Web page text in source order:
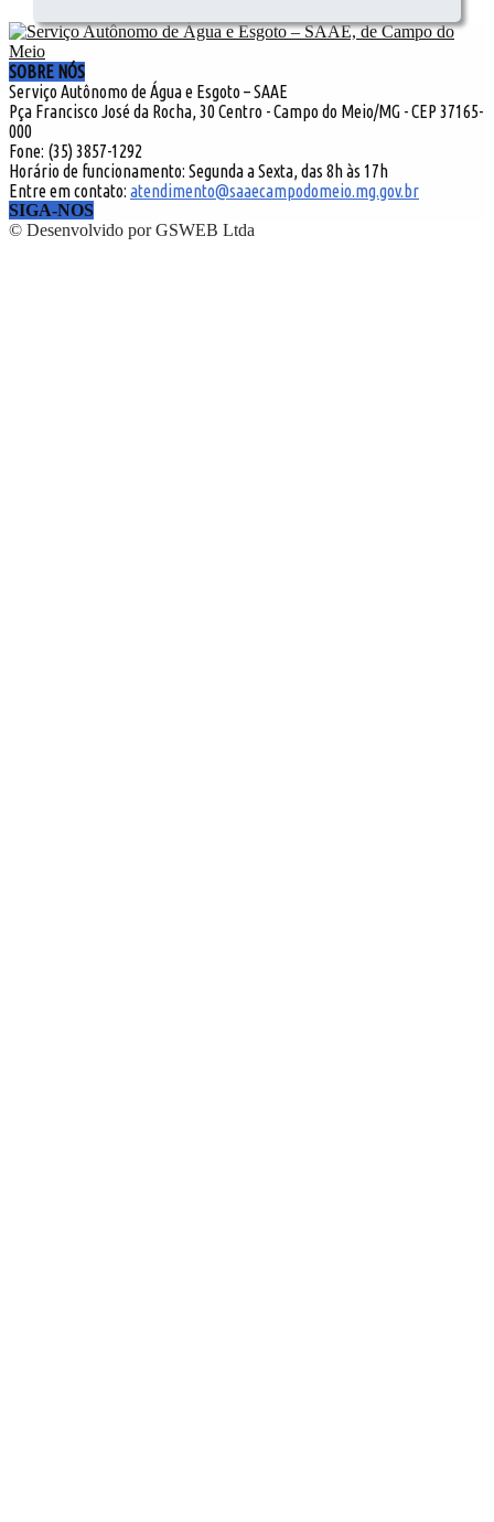
SOBRE NÓS
Serviço Autônomo de Água e Esgoto – SAAE
Pça Francisco José da Rocha, 30 Centro - Campo do Meio/MG - CEP 37165-
000
Fone: (35) 3857-1292
Horário de funcionamento: Segunda a Sexta, das 8h às 17h
Entre em contato: atendimento@saaecampodomeio.mg.gov.br
SIGA-NOS
© Desenvolvido por GSWEB Ltda